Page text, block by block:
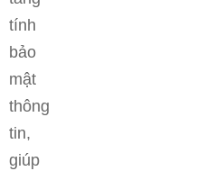
tính
bảo
mật
thông
tin,
giúp